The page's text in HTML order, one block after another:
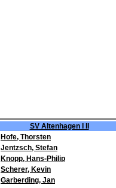
SV Altenhagen I II
Hofe, Thorsten
Jentzsch, Stefan
Knopp, Hans-Philip
Scherer, Kevin
Garberding, Jan